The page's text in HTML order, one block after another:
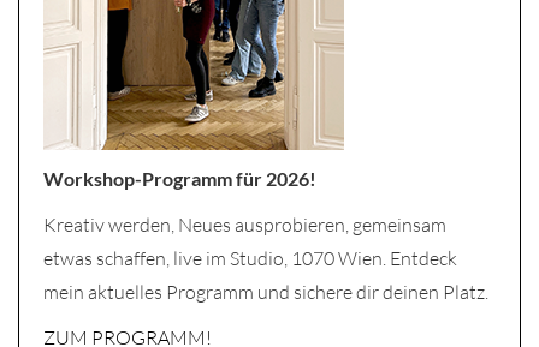
Workshop-Programm für 2026!
Kreativ werden, Neues ausprobieren, gemeinsam
etwas schaffen, live im Studio, 1070 Wien. Entdeck
mein aktuelles Programm und sichere dir deinen Platz.
ZUM PROGRAMM!